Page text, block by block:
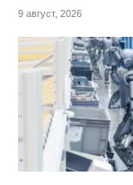
9 август, 2026